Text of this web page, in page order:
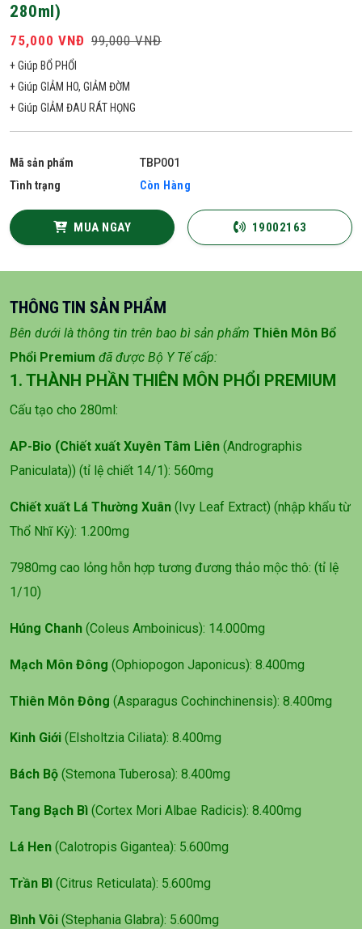
280ml)
75,000 VNĐ 99,000 VNĐ
+ Giúp BỔ PHỔI
+ Giúp GIẢM HO, GIẢM ĐỜM
+ Giúp GIẢM ĐAU RÁT HỌNG
Mã sản phẩm
TBP001
Tình trạng
Còn Hàng
MUA NGAY 19002163
THÔNG TIN SẢN PHẨM
Bên dưới là thông tin trên bao bì sản phẩm Thiên Môn Bổ
Phổi Premium đã được Bộ Y Tế cấp:
1. THÀNH PHẦN THIÊN MÔN PHỔI PREMIUM
Cấu tạo cho 280ml:
AP-Bio (Chiết xuất Xuyên Tâm Liên (Andrographis
Paniculata)) (tỉ lệ chiết 14/1): 560mg
Chiết xuất Lá Thường Xuân (Ivy Leaf Extract) (nhập khẩu từ
Thổ Nhĩ Kỳ): 1.200mg
7980mg cao lỏng hỗn hợp tương đương thảo mộc thô: (tỉ lệ
1/10)
Húng Chanh (Coleus Amboinicus): 14.000mg
Mạch Môn Đông (Ophiopogon Japonicus): 8.400mg
Thiên Môn Đông (Asparagus Cochinchinensis): 8.400mg
Kinh Giới (Elsholtzia Ciliata): 8.400mg
Bách Bộ (Stemona Tuberosa): 8.400mg
Tang Bạch Bì (Cortex Mori Albae Radicis): 8.400mg
Lá Hen (Calotropis Gigantea): 5.600mg
Trần Bì (Citrus Reticulata): 5.600mg
Bình Vôi (Stephania Glabra): 5.600mg